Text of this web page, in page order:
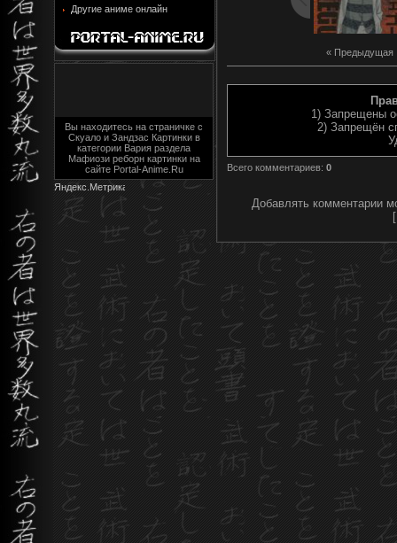
Другие аниме онлайн
Вы находитесь на страничке с
Скуало и Зандзас Картинки в
категории Вария раздела
Мафиози реборн картинки на
сайте Portal-Anime.Ru
« Предыдущая
1) Запрещены
2) Запрещён
Всего комментариев: 0
Добавлять комментарии